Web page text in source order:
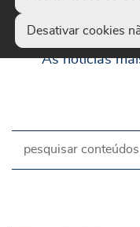
Desativar cookies
As notícias